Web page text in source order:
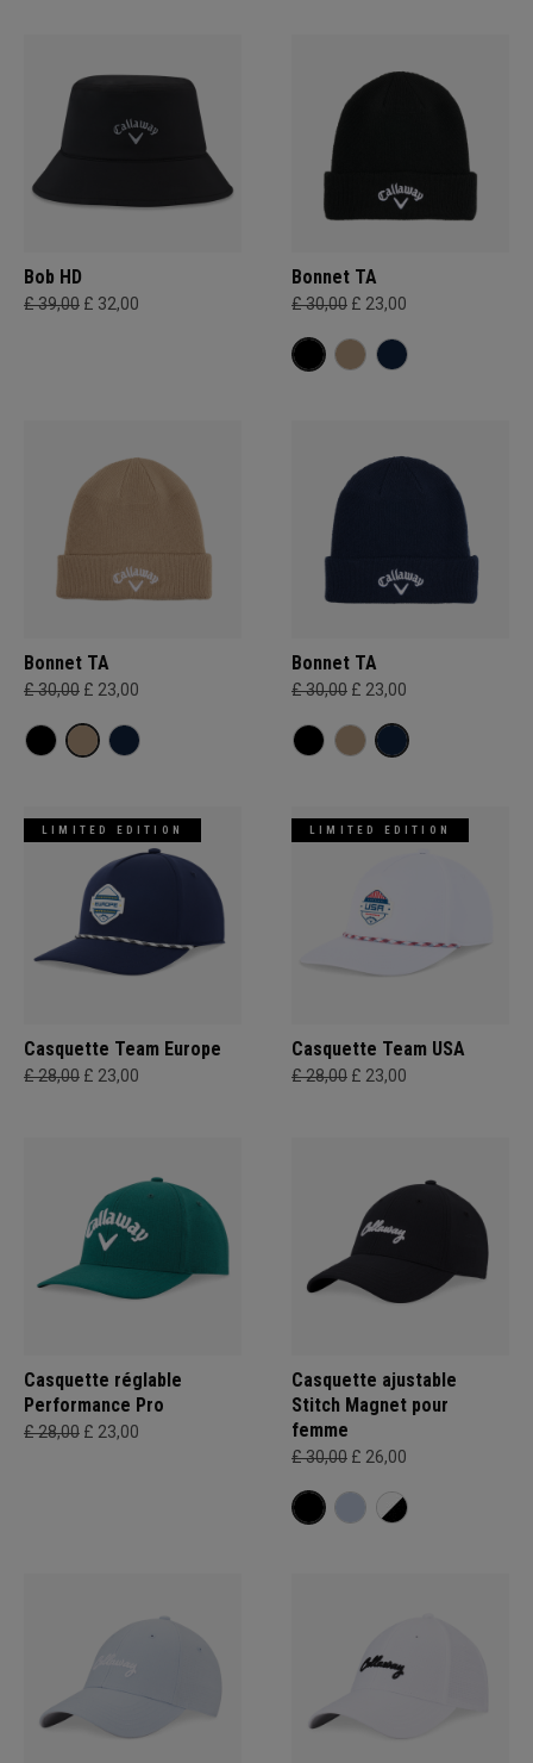
Bob HD
£ 39,00 £ 32,00
Bonnet TA
£ 30,00 £ 23,00
Bonnet TA
£ 30,00 £ 23,00
Bonnet TA
£ 30,00 £ 23,00
LIMITED EDITION
Casquette Team Europe
£ 28,00 £ 23,00
LIMITED EDITION
Casquette Team USA
£ 28,00 £ 23,00
Casquette réglable
Performance Pro
£ 28,00 £ 23,00
Casquette ajustable
Stitch Magnet pour
femme
£ 30,00 £ 26,00